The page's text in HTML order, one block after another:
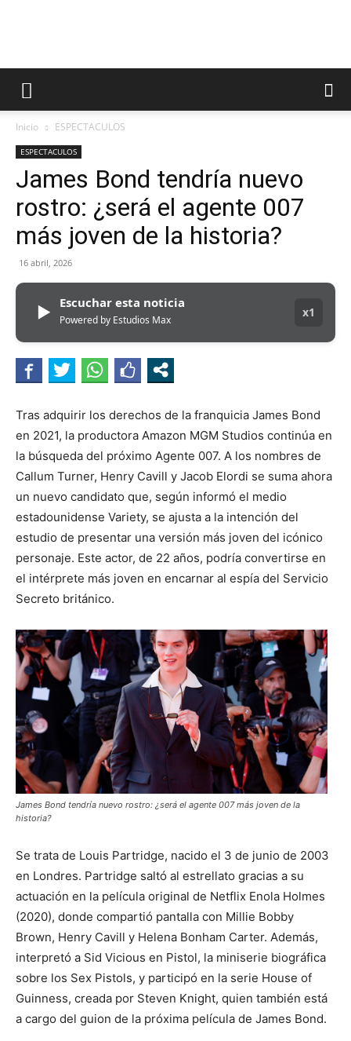
Inicio ESPECTACULOS
ESPECTACULOS
James Bond tendría nuevo
rostro: ¿será el agente 007
más joven de la historia?
16 abril, 2026
▶ Escuchar esta noticia
Powered by Estudios Max
x1
Tras adquirir los derechos de la franquicia James Bond
en 2021, la productora Amazon MGM Studios continúa en
la búsqueda del próximo Agente 007. A los nombres de
Callum Turner, Henry Cavill y Jacob Elordi se suma ahora
un nuevo candidato que, según informó el medio
estadounidense Variety, se ajusta a la intención del
estudio de presentar una versión más joven del icónico
personaje. Este actor, de 22 años, podría convertirse en
el intérprete más joven en encarnar al espía del Servicio
Secreto británico.
James Bond tendría nuevo rostro: ¿será el agente 007 más joven de la
historia?
Se trata de Louis Partridge, nacido el 3 de junio de 2003
en Londres. Partridge saltó al estrellato gracias a su
actuación en la película original de Netflix Enola Holmes
(2020), donde compartió pantalla con Millie Bobby
Brown, Henry Cavill y Helena Bonham Carter. Además,
interpretó a Sid Vicious en Pistol, la miniserie biográfica
sobre los Sex Pistols, y participó en la serie House of
Guinness, creada por Steven Knight, quien también está
a cargo del guion de la próxima película de James Bond.